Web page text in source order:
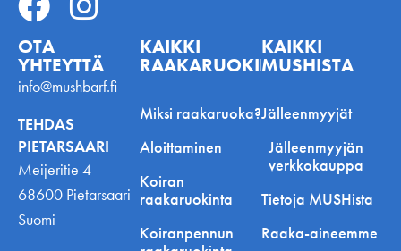
OTA
YHTEYTTÄ
info@mushbarf.fi
TEHDAS
PIETARSAARI
Meijeritie 4
68600 Pietarsaari
Suomi
KAIKKI
RAAKARUOKINNASTA
Miksi raakaruoka?
Aloittaminen
Koiran
raakaruokinta
Koiranpennun
KAIKKI
MUSHISTA
Jälleenmyyjät
Jälleenmyyjän
verkkokauppa
Tietoja MUSHista
Raaka-aineemme